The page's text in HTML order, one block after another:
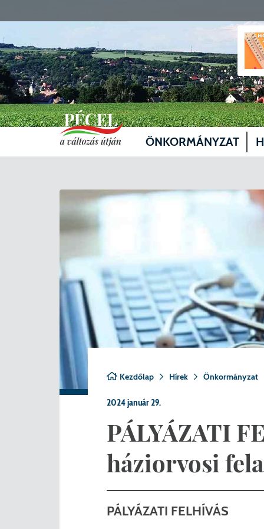
ÖNKORMÁNYZAT
Képviselő-testület
Nemzetiségi önkormányzat
Önkormányzati
Pályázatok
Belső visszaélés bejelentő
Kezdőlap Hírek Önkormányzat
2024 január 29.
PÁLYÁZATI
háziorvosi
PÁLYÁZATI FELHÍVÁS